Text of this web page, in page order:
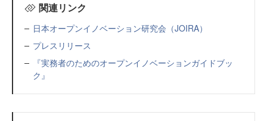
関連リンク
日本オープンイノベーション研究会（JOIRA）
プレスリリース
『実務者のためのオープンイノベーションガイドブッ
ク』